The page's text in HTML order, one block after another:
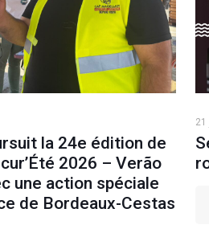
la 24e édition de
2026 – Verão
une action spéciale
de Bordeaux-Cestas
21